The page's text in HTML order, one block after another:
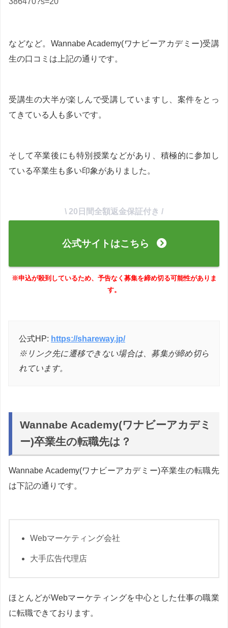
などなど。Wannabe Academy(ワナビーアカデミー)受講
生の口コミは上記の通りです。
受講生の大半が楽しんで受講していますし、案件をとっ
てきている人も多いです。
そして卒業後にも特別授業などがあり、積極的に参加し
ている卒業生も多い印象がありました。
\ 20日間全額返金保証付き /
公式サイトはこちら
※申込が殺到しているため、予告なく募集を締め切る可能性がありま
す。
公式HP: https://shareway.jp/
※リンク先に遷移できない場合は、募集が締め切ら
れています。
Wannabe Academy(ワナビーアカデミ
ー)卒業生の転職先は？
Wannabe Academy(ワナビーアカデミー)卒業生の転職先
は下記の通りです。
Webマーケティング会社
大手広告代理店
ほとんどがWebマーケティングを中心とした仕事の職業
に転職できております。